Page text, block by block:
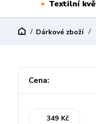
Textilní
Dárkové zboží
Cena:
Kč